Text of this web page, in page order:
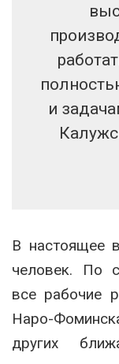
и
В настоящее
человек. По
все рабочие
Наро-
других